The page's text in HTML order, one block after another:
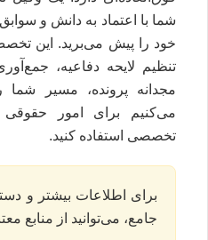
شما با اعتماد به دانش و
خود را پیش می‌برید. این
تنظیم لایحه دفاعیه،
مجدانه پرونده، مسیر شما
می‌کنیم برای امور حقوقی
تخصصی استفاده کنید.
برای اطلاعات بیشتر و
جامع، می‌توانید از منابع